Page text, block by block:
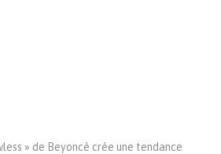
» de Beyoncé crée une tendance